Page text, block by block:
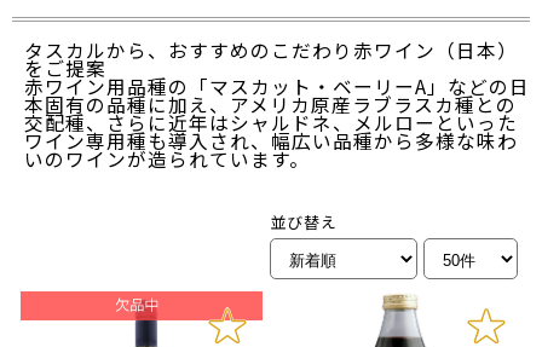
タスカルから、おすすめのこだわり赤ワイン（日本）
をご提案
赤ワイン用品種の「マスカット・ベーリーA」などの日
本固有の品種に加え、アメリカ原産ラブラスカ種との
交配種、さらに近年はシャルドネ、メルローといった
ワイン専用種も導入され、幅広い品種から多様な味わ
いのワインが造られています。
並び替え